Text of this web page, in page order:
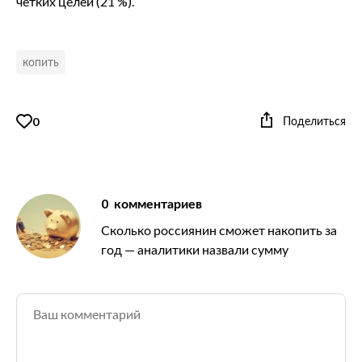
копить
0 Поделиться
0 комментариев
Сколько россиянин сможет накопить за
год — аналитики назвали сумму